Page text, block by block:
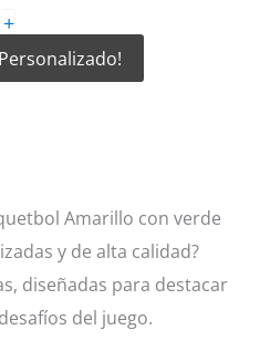
+
Amarillo con verde
y de alta calidad?
diseñadas para destacar
del juego.